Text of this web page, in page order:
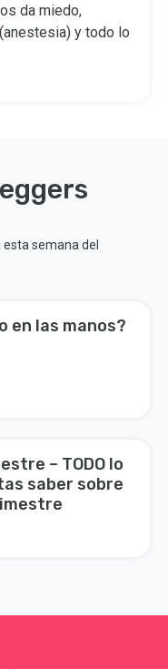
da miedo,
y todo lo
semana del
en las manos?
– TODO lo
saber sobre